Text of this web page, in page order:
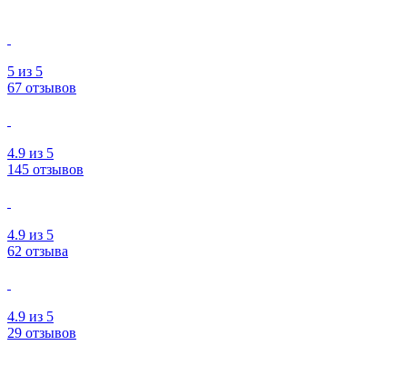
5 из 5
67 отзывов
4.9 из 5
145 отзывов
4.9 из 5
62 отзыва
4.9 из 5
29 отзывов